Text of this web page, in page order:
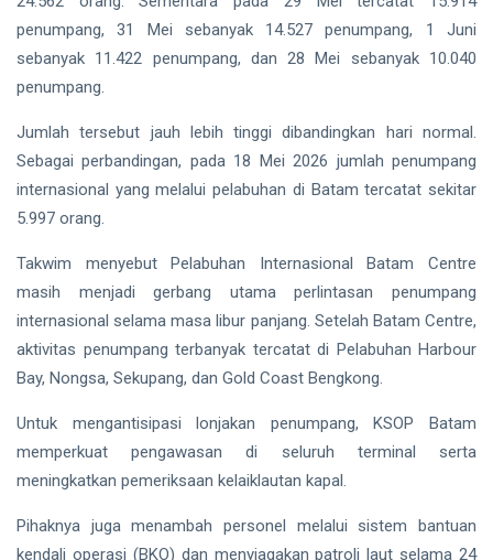
PSSI
penumpang, 31 Mei sebanyak 14.527 penumpang, 1 Juni
sebanyak 11.422 penumpang, dan 28 Mei sebanyak 10.040
penumpang.
Jumlah tersebut jauh lebih tinggi dibandingkan hari normal.
Sebagai perbandingan, pada 18 Mei 2026 jumlah penumpang
internasional yang melalui pelabuhan di Batam tercatat sekitar
5.997 orang.
Takwim menyebut Pelabuhan Internasional Batam Centre
masih menjadi gerbang utama perlintasan penumpang
internasional selama masa libur panjang. Setelah Batam Centre,
aktivitas penumpang terbanyak tercatat di Pelabuhan Harbour
Bay, Nongsa, Sekupang, dan Gold Coast Bengkong.
Untuk mengantisipasi lonjakan penumpang, KSOP Batam
memperkuat pengawasan di seluruh terminal serta
meningkatkan pemeriksaan kelaiklautan kapal.
Pihaknya juga menambah personel melalui sistem bantuan
kendali operasi (BKO) dan menyiagakan patroli laut selama 24